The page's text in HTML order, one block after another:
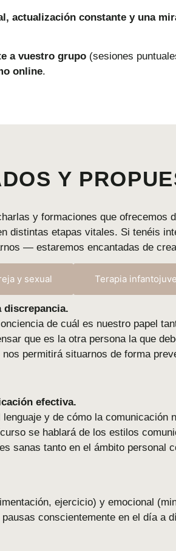
actualización constante y una
a vuestro grupo (sesiones
online.
Y
y formaciones que ofrecemos
distintas etapas vitales. Si tenéis
— estaremos encantadas de
y sexual Terapia
discrepancia.
de cuál es nuestro papel
que es la otra persona la que
nos permitirá situarnos de forma
efectiva.
lenguaje y de cómo la comunicación
curso se hablará de los estilos
sanas tanto en el ámbito personal
ejercicio) y emocional (
pausas conscientemente en el día a